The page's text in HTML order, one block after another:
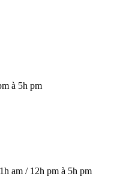
à 5h pm
am / 12h pm à 5h pm